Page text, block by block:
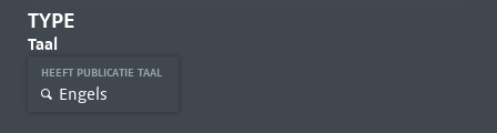
TYPE
Taal
HEEFT PUBLICATIE TAAL
Engels